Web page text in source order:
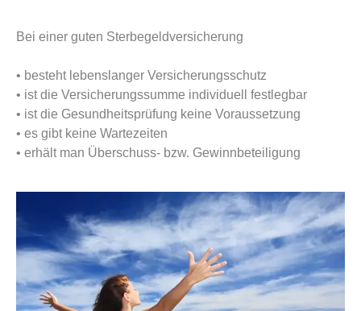
Bei einer guten Sterbegeldversicherung
• besteht lebenslanger Versicherungsschutz
• ist die Versicherungssumme individuell festlegbar
• ist die Gesundheitsprüfung keine Voraussetzung
• es gibt keine Wartezeiten
• erhält man Überschuss- bzw. Gewinnbeteiligung